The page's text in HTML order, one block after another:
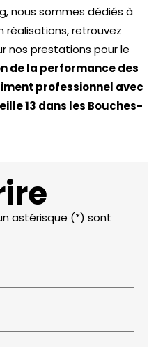
nous sommes dédiés à
réalisations, retrouvez
nos prestations pour le
de la performance des
professionnel avec
13 dans les Bouches-
astérisque (*) sont